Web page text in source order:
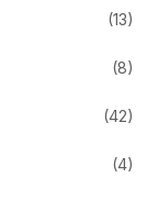
(13)
(8)
(42)
(4)